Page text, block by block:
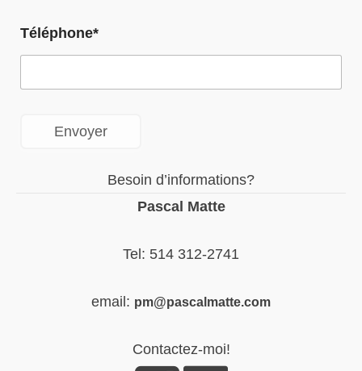
Téléphone*
Besoin d’informations?
Pascal Matte
Tel: 514 312-2741
email: pm@pascalmatte.com
Contactez-moi!